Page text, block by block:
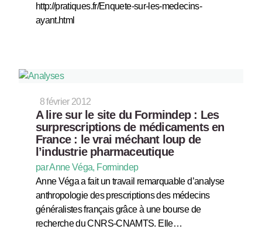
http://pratiques.fr/Enquete-sur-les-medecins-
ayant.html
8 février 2012
A lire sur le site du Formindep : Les
surprescriptions de médicaments en
France : le vrai méchant loup de
l’industrie pharmaceutique
par Anne Véga, Formindep
Anne Véga a fait un travail remarquable d’analyse
anthropologie des prescriptions des médecins
généralistes français grâce à une bourse de
recherche du CNRS-CNAMTS. Elle…